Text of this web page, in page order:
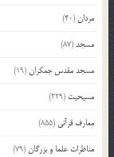
مردان(40)
مسجد(87)
مسجد مقدس جمکران(19)
مسیحیت (229)
معارف قرآنی (855)
مناظرات علما و بزرگان(79)